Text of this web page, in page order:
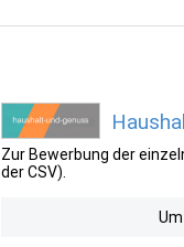
Zur Bewerbung der
der CSV).